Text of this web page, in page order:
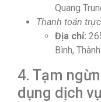
Quang
Thanh toán
Địa chỉ:
Bình,
4. Tạm
dụng dịch vụ